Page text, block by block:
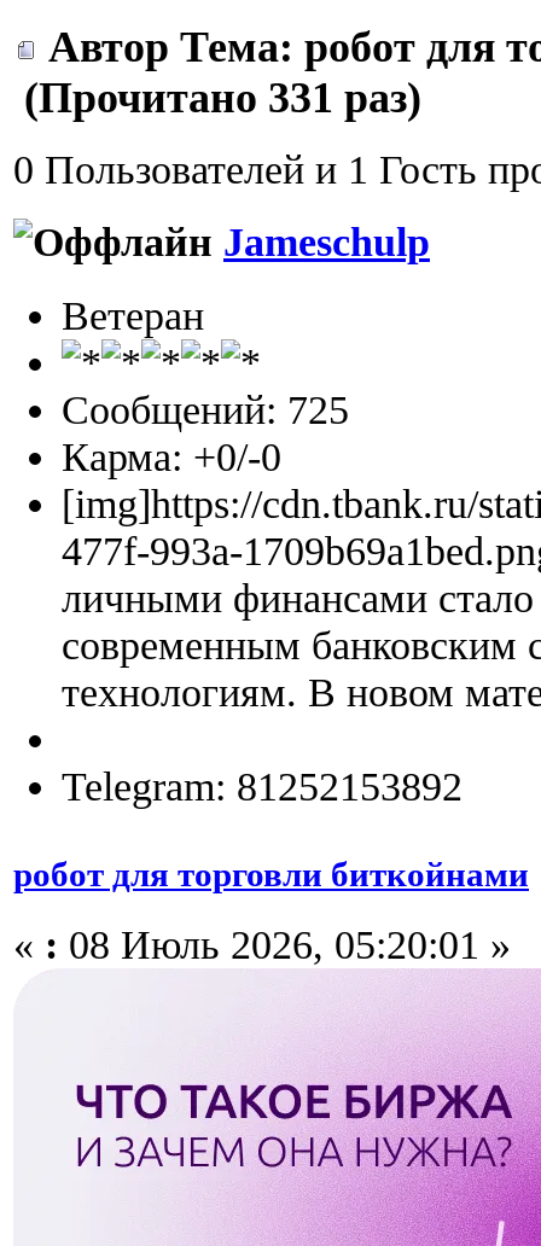
Автор Тема: робот для
(Прочитано 331 раз)
0 Пользователей и 1 Гость
Jameschulp
Ветеран
Сообщений: 725
Карма: +0/-0
[img]https://cdn.tbank.ru/
477f-993a-
личными финансами
современным банковским
технологиям. В новом
Telegram: 81252153892
робот для торговли биткойнами
« : 08 Июль 2026, 05:20:01 »